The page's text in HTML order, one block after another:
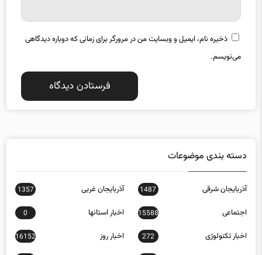
ذخیره نام، ایمیل و وبسایت من در مرورگر برای زمانی که دوباره دیدگاهی
می‌نویسم.
دسته بندی موضوعات
آذربایجان شرقی 1487 آذربایجان غربی 1357
اجتماعی 15588 اخبار استانها 0
اخبار تکنولوژی 272 اخبار روز 16152